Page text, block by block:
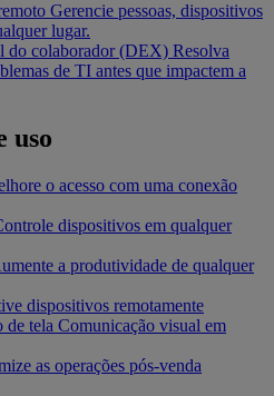
Gerencie pessoas, dispositivos
lugar.
do colaborador (DEX) Resolva
de TI antes que impactem a
uso
o acesso com uma conexão
dispositivos em qualquer
a produtividade de qualquer
dispositivos remotamente
de tela Comunicação visual em
as operações pós-venda